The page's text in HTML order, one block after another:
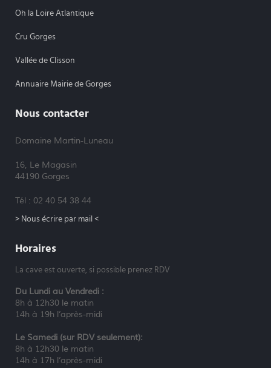
Oh la Loire Atlantique
Cru Gorges
Vallée de Clisson
Annuaire Mairie de Gorges
Nous contacter
Domaine Martin-Luneau
16, Le Magasin
44190 Gorges
Tél : 02 40 54 38 44
> Nous écrire par mail <
Horaires
La cave est ouverte, si possible prenez RDV
Du Lundi au Vendredi :
8h à 12h30 le matin
14h à 19h l’après-midi
Le Samedi (sur RDV seulement):
8h à 12h30 le matin
14h à 17h l’après-midi